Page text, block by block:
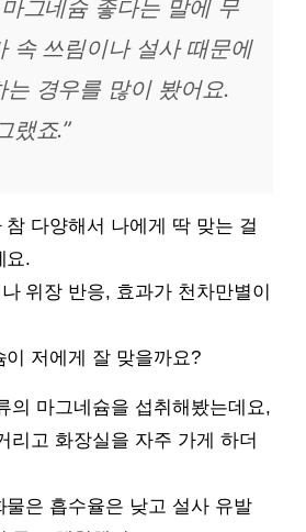
그네슘 좋다는 말에 무
속 쓰림이나 설사 때문에
경우를 많이 봤어요.
랬죠.”
참 다양해서 나에게 딱 맞는 걸
요.
위장 반응, 효과가 천차만별이
이 저에게 잘 맞을까요?
의 마그네슘을 섭취해봤는데요,
리고 화장실을 자주 가게 하더
물은 흡수율은 낮고 설사 유발